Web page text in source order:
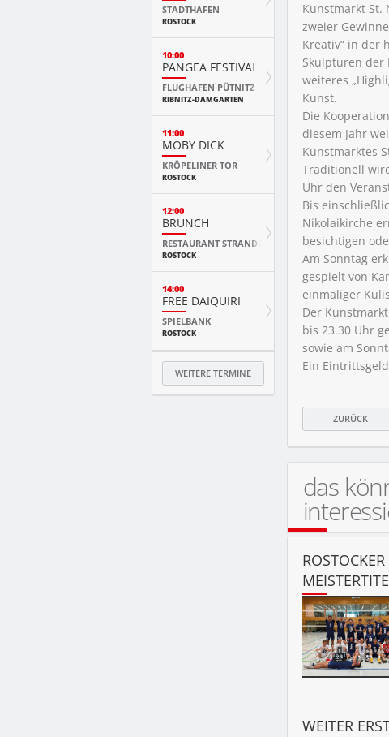
Kunstmarkt St.
zweier
Kreativ“ in der
Skulpturen der
weiteres
Kunst.
Die
diesem Jahr
Kunstmarktes
Traditionell
Uhr den
Bis
Nikolaikirche
besichtigen
Am Sonntag
gespielt von
einmaliger
Der
bis 23.30 Uhr
sowie am
Ein
ZURÜCK
das
WEITER
STADTHAFEN
ROSTOCK
10:00
PANGEA FESTIVAL
FLUGHAFEN PÜTNITZ
RIBNITZ-DAMGARTEN
11:00
MOBY DICK
KRÖPELINER TOR
ROSTOCK
12:00
BRUNCH
RESTAURANT STRANDE
ROSTOCK
14:00
FREE DAIQUIRI
SPIELBANK
ROSTOCK
WEITERE TERMINE